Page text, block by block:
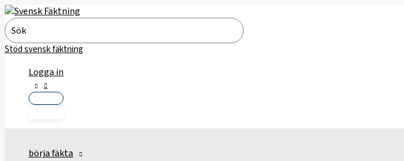
Hoppa
till
innehåll
Search
for:
Stöd svensk fäktning
Logga in
börja fäkta